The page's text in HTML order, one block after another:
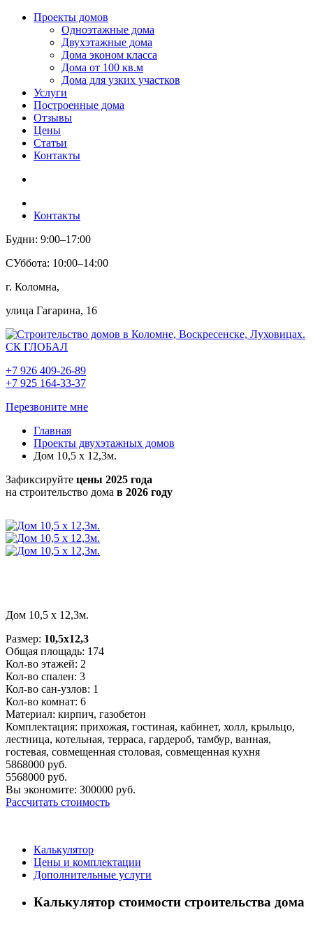
Проекты домов
Одноэтажные дома
Двухэтажные дома
Дома эконом класса
Дома от 100 кв.м
Дома для узких участков
Услуги
Построенные дома
Отзывы
Цены
Статьи
Контакты
Контакты
Будни: 9:00–17:00
СУббота: 10:00–14:00
г. Коломна,
улица Гагарина, 16
+7 926 409-26-89
+7 925 164-33-37
Перезвоните мне
Главная
Проекты двухэтажных домов
Дом 10,5 х 12,3м.
Зафиксируйте цены 2025 года
на строительство дома в 2026 году
Дом 10,5 х 12,3м.
Размер: 10,5x12,3
Общая площадь: 174
Кол-во этажей: 2
Кол-во спален: 3
Кол-во сан-узлов: 1
Кол-во комнат: 6
Материал: кирпич, газобетон
Комплектация: прихожая, гостиная, кабинет, холл, крыльцо,
лестница, котельная, терраса, гардероб, тамбур, ванная,
гостевая, совмещенная столовая, совмещенная кухня
5868000 руб.
5568000 руб.
Вы экономите: 300000 руб.
Рассчитать стоимость
Калькулятор
Цены и комплектации
Дополнительные услуги
Калькулятор стоимости строительства дома